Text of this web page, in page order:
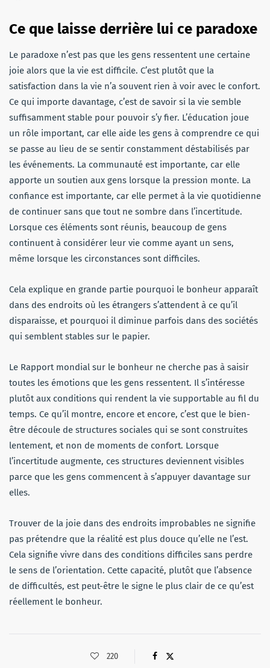
Ce que laisse derrière lui ce paradoxe
Le paradoxe n’est pas que les gens ressentent une certaine
joie alors que la vie est difficile. C’est plutôt que la
satisfaction dans la vie n’a souvent rien à voir avec le confort.
Ce qui importe davantage, c’est de savoir si la vie semble
suffisamment stable pour pouvoir s’y fier. L’éducation joue
un rôle important, car elle aide les gens à comprendre ce qui
se passe au lieu de se sentir constamment déstabilisés par
les événements. La communauté est importante, car elle
apporte un soutien aux gens lorsque la pression monte. La
confiance est importante, car elle permet à la vie quotidienne
de continuer sans que tout ne sombre dans l’incertitude.
Lorsque ces éléments sont réunis, beaucoup de gens
continuent à considérer leur vie comme ayant un sens,
même lorsque les circonstances sont difficiles.
Cela explique en grande partie pourquoi le bonheur apparaît
dans des endroits où les étrangers s’attendent à ce qu’il
disparaisse, et pourquoi il diminue parfois dans des sociétés
qui semblent stables sur le papier.
Le Rapport mondial sur le bonheur ne cherche pas à saisir
toutes les émotions que les gens ressentent. Il s’intéresse
plutôt aux conditions qui rendent la vie supportable au fil du
temps. Ce qu’il montre, encore et encore, c’est que le bien-
être découle de structures sociales qui se sont construites
lentement, et non de moments de confort. Lorsque
l’incertitude augmente, ces structures deviennent visibles
parce que les gens commencent à s’appuyer davantage sur
elles.
Trouver de la joie dans des endroits improbables ne signifie
pas prétendre que la réalité est plus douce qu’elle ne l’est.
Cela signifie vivre dans des conditions difficiles sans perdre
le sens de l’orientation. Cette capacité, plutôt que l’absence
de difficultés, est peut-être le signe le plus clair de ce qu’est
réellement le bonheur.
220